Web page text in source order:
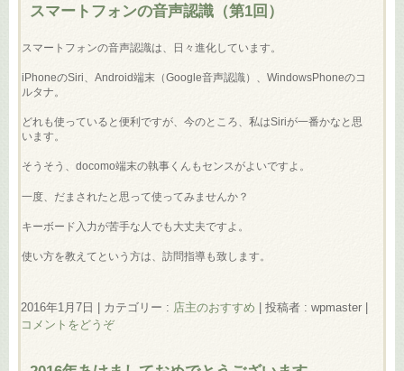
スマートフォンの音声認識（第1回）
スマートフォンの音声認識は、日々進化しています。
iPhoneのSiri、Android端末（Google音声認識）、WindowsPhoneのコ
ルタナ。
どれも使っていると便利ですが、今のところ、私はSiriが一番かなと思
います。
そうそう、docomo端末の執事くんもセンスがよいですよ。
一度、だまされたと思って使ってみませんか？
キーボード入力が苦手な人でも大丈夫ですよ。
使い方を教えてという方は、訪問指導も致します。
2016年1月7日 カテゴリー : 店主のおすすめ 投稿者 : wpmaster
コメントをどうぞ